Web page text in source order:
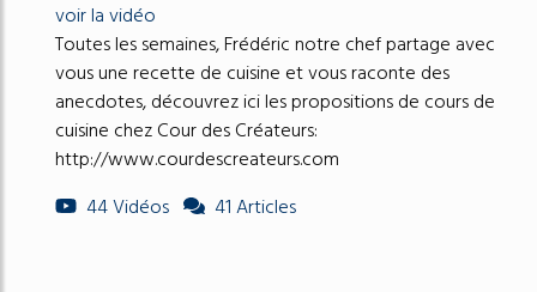
voir la vidéo
Toutes les semaines, Frédéric notre chef partage avec
vous une recette de cuisine et vous raconte des
anecdotes, découvrez ici les propositions de cours de
cuisine chez Cour des Créateurs:
http://www.courdescreateurs.com
44 Vidéos
41 Articles